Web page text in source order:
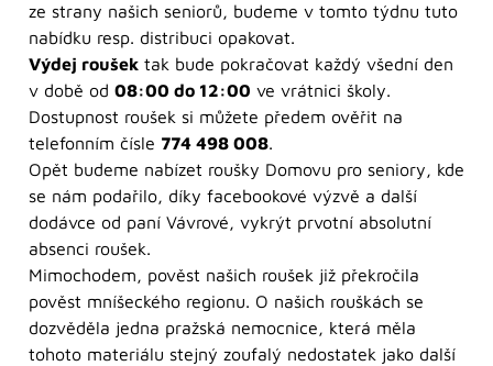
ze strany našich seniorů, budeme v tomto týdnu tuto
nabídku resp. distribuci opakovat.
Výdej roušek tak bude pokračovat každý všední den
v době od 08:00 do 12:00 ve vrátnici školy.
Dostupnost roušek si můžete předem ověřit na
telefonním čísle 774 498 008.
Opět budeme nabízet roušky Domovu pro seniory, kde
se nám podařilo, díky facebookové výzvě a další
dodávce od paní Vávrové, vykrýt prvotní absolutní
absenci roušek.
Mimochodem, pověst našich roušek již překročila
pověst mníšeckého regionu. O našich rouškách se
dozvěděla jedna pražská nemocnice, která měla
tohoto materiálu stejný zoufalý nedostatek jako další